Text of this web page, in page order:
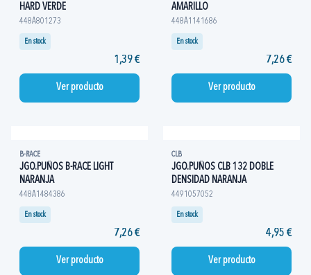
HARD VERDE
448A801273
En stock
1,39 €
Ver producto
AMARILLO
448A1141686
En stock
7,26 €
Ver producto
B-RACE
JGO.PUÑOS B-RACE LIGHT
NARANJA
448A1484386
En stock
7,26 €
Ver producto
CLB
JGO.PUÑOS CLB 132 DOBLE
DENSIDAD NARANJA
4491057052
En stock
4,95 €
Ver producto